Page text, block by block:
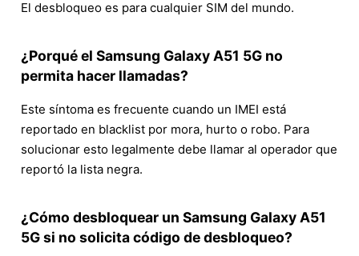
El desbloqueo es para cualquier SIM del mundo.
¿Porqué el Samsung Galaxy A51 5G no
permita hacer llamadas?
Este síntoma es frecuente cuando un IMEI está
reportado en blacklist por mora, hurto o robo. Para
solucionar esto legalmente debe llamar al operador que
reportó la lista negra.
¿Cómo desbloquear un Samsung Galaxy A51
5G si no solicita código de desbloqueo?